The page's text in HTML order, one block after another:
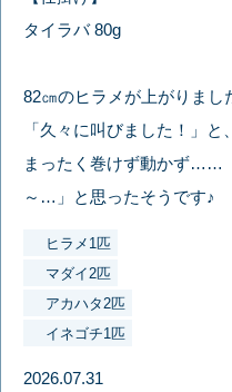
タイラバ 80g
82㎝のヒラメが上がりま
「久々に叫びました！」と
まったく巻けず動かず……
～…」と思ったそうです♪
ヒラメ1匹
マダイ2匹
アカハタ2匹
イネゴチ1匹
2026.07.31